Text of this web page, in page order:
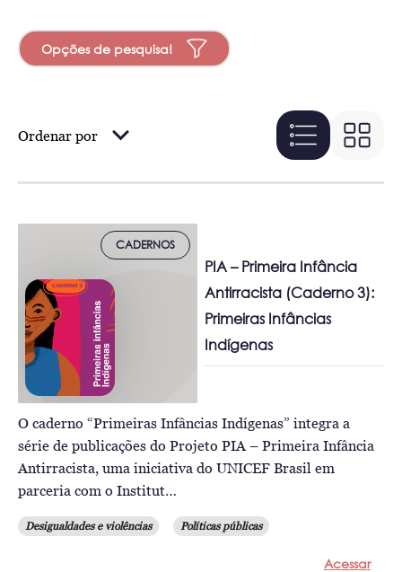
Opções de pesquisa!
Ordenar por
CADERNOS
PIA – Primeira Infância
Antirracista (Caderno 3):
Primeiras Infâncias
Indígenas
O caderno “Primeiras Infâncias Indígenas” integra a
série de publicações do Projeto PIA – Primeira Infância
Antirracista, uma iniciativa do UNICEF Brasil em
parceria com o Institut…
Desigualdades e violências Políticas públicas
Acessar